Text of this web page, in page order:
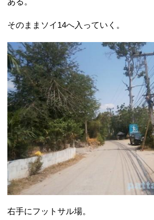
そのままソイ14へ入っていく。
右手にフットサル場。